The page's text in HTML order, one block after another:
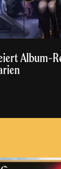
Album-